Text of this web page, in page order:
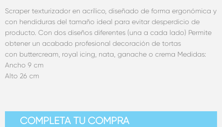
Scraper texturizador en acrílico, diseñado de forma ergonómica y
con hendiduras del tamaño ideal para evitar desperdicio de
producto. Con dos diseños diferentes (una a cada lado) Permite
obtener un acabado profesional decoración de tortas
con buttercream, royal icing, nata, ganache o crema Medidas:
Ancho 9 cm
Alto 26 cm
COMPLETA TU COMPRA